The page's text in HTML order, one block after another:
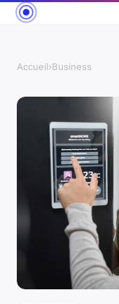
Accueil›Business